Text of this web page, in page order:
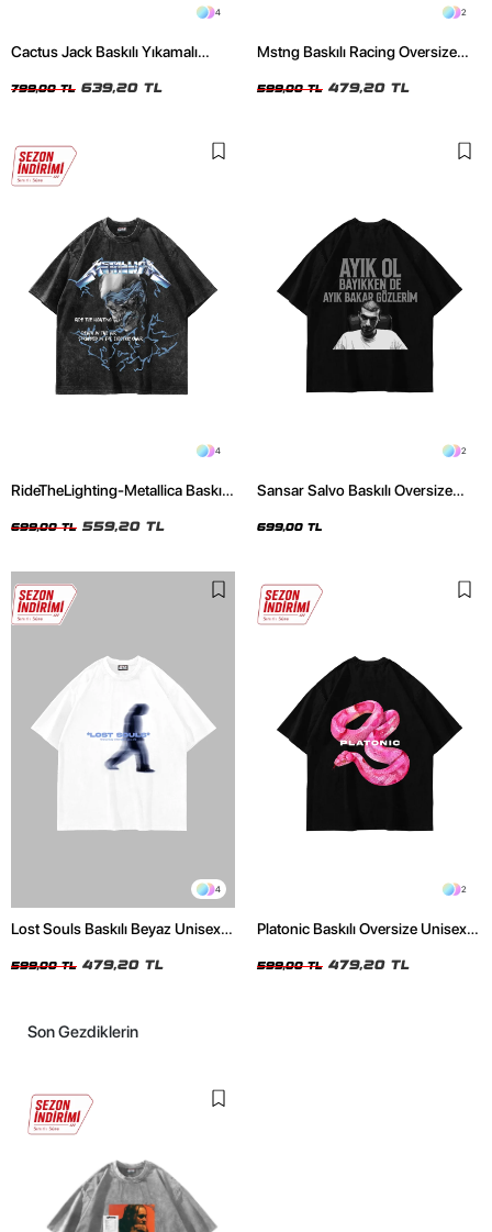
4
Cactus Jack Baskılı Yıkamalı
799,00 TL 639,20 TL
2
Mstng Baskılı Racing Oversize
599,00 TL 479,20 TL
4
RideTheLighting-Metallica Baskılı
Tshirt
699,00 TL 559,20 TL
2
Sansar Salvo Baskılı Oversize
699,00 TL
4
Lost Souls Baskılı Beyaz Unisex
599,00 TL 479,20 TL
2
Platonic Baskılı Oversize Unisex
599,00 TL 479,20 TL
Son Gezdiklerin